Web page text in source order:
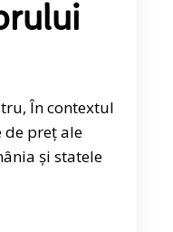
În contextul
preț ale
și statele